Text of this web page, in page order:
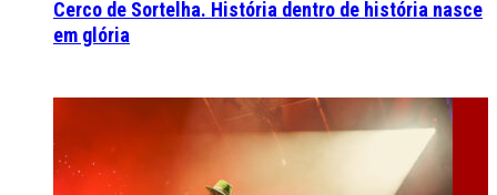
Cerco de Sortelha. História dentro de história nasce
em glória